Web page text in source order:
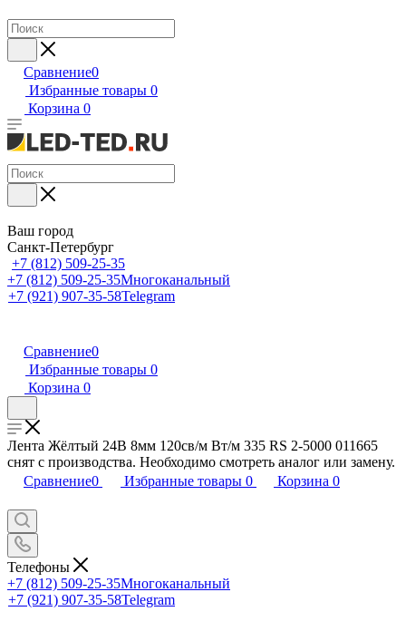
Сравнение0
Избранные товары 0
Корзина 0
Ваш город
Санкт-Петербург
+7 (812) 509-25-35
+7 (812) 509-25-35Многоканальный
+7 (921) 907-35-58Telegram
Сравнение0
Избранные товары 0
Корзина 0
Лента Жёлтый 24В 8мм 120св/м Вт/м 335 RS 2-5000 011665
снят с производства. Необходимо смотреть аналог или замену.
Сравнение0 Избранные товары 0 Корзина 0
Телефоны
+7 (812) 509-25-35Многоканальный
+7 (921) 907-35-58Telegram